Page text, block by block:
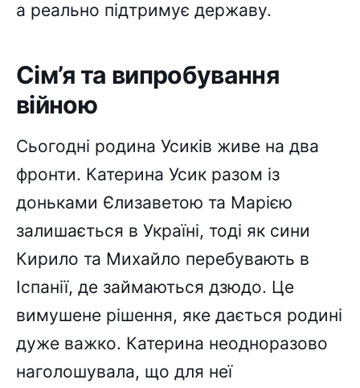
а реально підтримує державу.
Сім’я та випробування
війною
Сьогодні родина Усиків живе на два
фронти. Катерина Усик разом із
доньками Єлизаветою та Марією
залишається в Україні, тоді як сини
Кирило та Михайло перебувають в
Іспанії, де займаються дзюдо. Це
вимушене рішення, яке дається родині
дуже важко. Катерина неодноразово
наголошувала, що для неї